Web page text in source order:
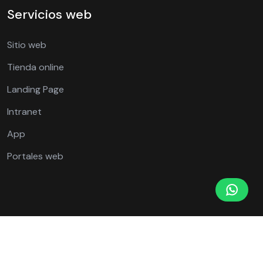
Servicios web
Sitio web
Tienda online
Landing Page
Intranet
App
Portales web